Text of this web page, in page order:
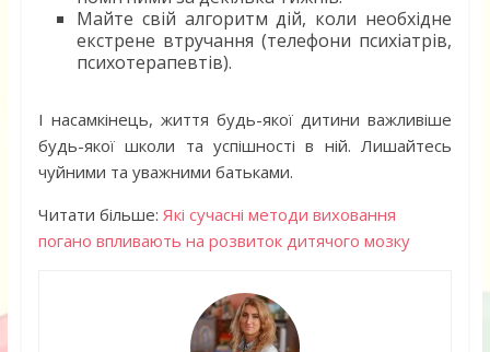
Майте свій алгоритм дій, коли необхідне
екстрене втручання (телефони психіатрів,
психотерапевтів).
І насамкінець, життя будь-якої дитини важливіше
будь-якої школи та успішності в ній. Лишайтесь
чуйними та уважними батьками.
Читати більше: Які сучасні методи виховання
погано впливають на розвиток дитячого мозку